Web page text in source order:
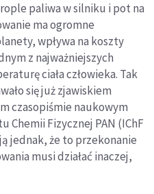
paliwa w silniku i pot na
ma ogromne
wpływa na koszty
z najważniejszych
ciała człowieka. Tak
się już zjawiskiem
czasopiśmie naukowym
Fizycznej PAN (IChF
jednak, że to przekonanie
musi działać inaczej,